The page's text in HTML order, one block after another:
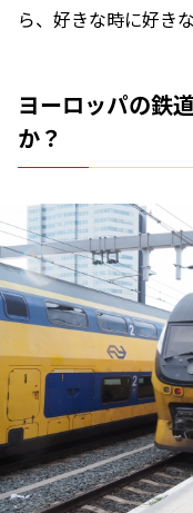
ら、好きな時に好き
ヨーロッパの鉄
か？